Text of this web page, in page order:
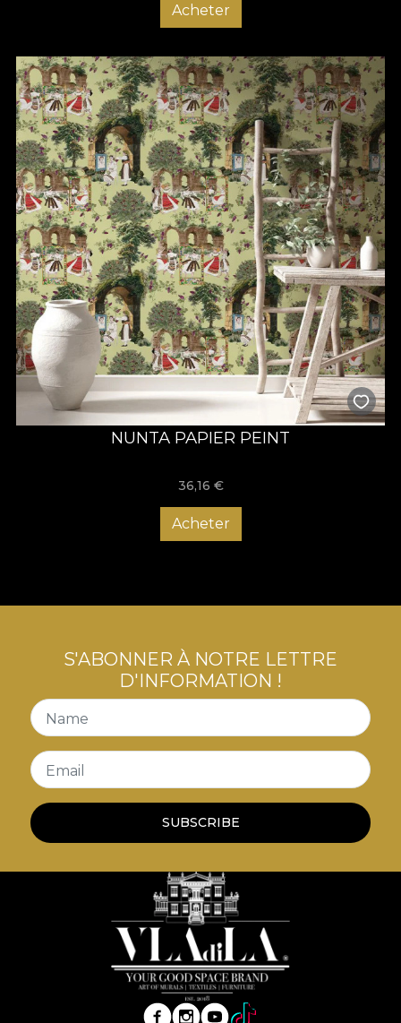
Acheter
NUNTA PAPIER PEINT
36,16 €
Acheter
S'ABONNER À NOTRE LETTRE
D'INFORMATION !
Name
Email
SUBSCRIBE